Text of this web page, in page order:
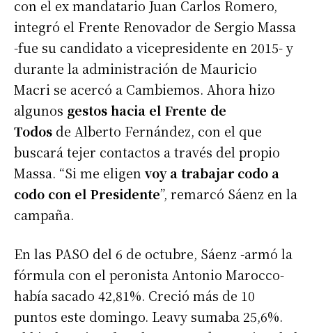
con el ex mandatario Juan Carlos Romero,
integró el Frente Renovador de Sergio Massa
-fue su candidato a vicepresidente en 2015- y
durante la administración de Mauricio
Macri se acercó a Cambiemos. Ahora hizo
algunos gestos hacia el Frente de
Todos de Alberto Fernández, con el que
buscará tejer contactos a través del propio
Massa. “Si me eligen voy a trabajar codo a
codo con el Presidente”, remarcó Sáenz en la
campaña.
En las PASO del 6 de octubre, Sáenz -armó la
fórmula con el peronista Antonio Marocco-
había sacado 42,81%. Creció más de 10
puntos este domingo. Leavy sumaba 25,6%.